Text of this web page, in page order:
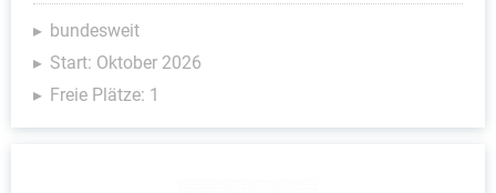
bundesweit
Start: Oktober 2026
Freie Plätze: 1